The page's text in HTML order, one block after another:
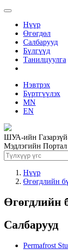
Нүүр
Өгөгдөл
Салбарууд
Бүлгүүд
Танилцуулга
Нэвтрэх
Бүртгүүлэх
MN
EN
ШУА-ийн
Мэдлэгийн Портал
Нүүр
Өгөгдлийн
Өгөгдлийн
Салбарууд
Permafrost